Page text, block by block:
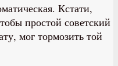
Кстати,
простой советский
мог тормозить той